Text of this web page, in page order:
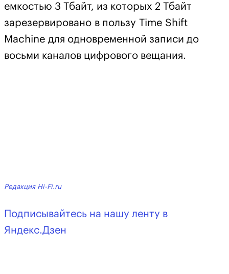
емкостью 3 Тбайт, из которых 2 Тбайт
зарезервировано в пользу Time Shift
Machine для одновременной записи до
восьми каналов цифрового вещания.
Редакция Hi-Fi.ru
Подписывайтесь на нашу ленту в
Яндекс.Дзен